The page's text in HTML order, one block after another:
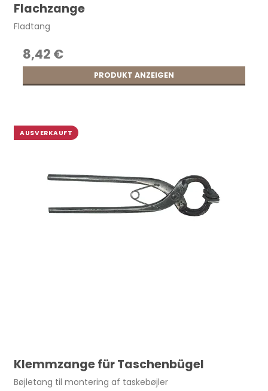
Flachzange
Fladtang
8,42 €
PRODUKT ANZEIGEN
AUSVERKAUFT
Klemmzange für Taschenbügel
Bøjletang til montering af taskebøjler